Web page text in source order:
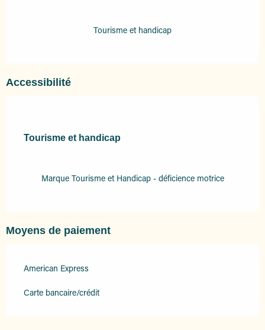
Tourisme et handicap
Accessibilité
Tourisme et handicap
Tourisme et handicap
Marque Tourisme et Handicap - déficience motrice
Moyens de paiement
American Express
Carte bancaire/crédit